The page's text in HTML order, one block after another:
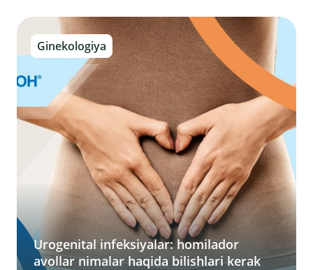
Ginekologiya
Urogenital infeksiyalar: homilador
avollar nimalar haqida bilishlari kerak